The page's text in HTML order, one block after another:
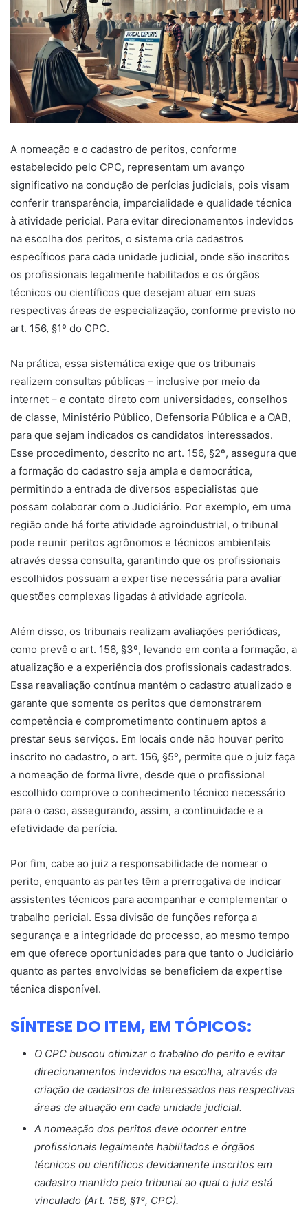
A nomeação e o cadastro de peritos, conforme
estabelecido pelo CPC, representam um avanço
significativo na condução de perícias judiciais, pois visam
conferir transparência, imparcialidade e qualidade técnica
à atividade pericial. Para evitar direcionamentos indevidos
na escolha dos peritos, o sistema cria cadastros
específicos para cada unidade judicial, onde são inscritos
os profissionais legalmente habilitados e os órgãos
técnicos ou científicos que desejam atuar em suas
respectivas áreas de especialização, conforme previsto no
art. 156, §1º do CPC.
Na prática, essa sistemática exige que os tribunais
realizem consultas públicas – inclusive por meio da
internet – e contato direto com universidades, conselhos
de classe, Ministério Público, Defensoria Pública e a OAB,
para que sejam indicados os candidatos interessados.
Esse procedimento, descrito no art. 156, §2º, assegura que
a formação do cadastro seja ampla e democrática,
permitindo a entrada de diversos especialistas que
possam colaborar com o Judiciário. Por exemplo, em uma
região onde há forte atividade agroindustrial, o tribunal
pode reunir peritos agrônomos e técnicos ambientais
através dessa consulta, garantindo que os profissionais
escolhidos possuam a expertise necessária para avaliar
questões complexas ligadas à atividade agrícola.
Além disso, os tribunais realizam avaliações periódicas,
como prevê o art. 156, §3º, levando em conta a formação, a
atualização e a experiência dos profissionais cadastrados.
Essa reavaliação contínua mantém o cadastro atualizado e
garante que somente os peritos que demonstrarem
competência e comprometimento continuem aptos a
prestar seus serviços. Em locais onde não houver perito
inscrito no cadastro, o art. 156, §5º, permite que o juiz faça
a nomeação de forma livre, desde que o profissional
escolhido comprove o conhecimento técnico necessário
para o caso, assegurando, assim, a continuidade e a
efetividade da perícia.
Por fim, cabe ao juiz a responsabilidade de nomear o
perito, enquanto as partes têm a prerrogativa de indicar
assistentes técnicos para acompanhar e complementar o
trabalho pericial. Essa divisão de funções reforça a
segurança e a integridade do processo, ao mesmo tempo
em que oferece oportunidades para que tanto o Judiciário
quanto as partes envolvidas se beneficiem da expertise
técnica disponível.
SÍNTESE DO ITEM, EM TÓPICOS:
O CPC buscou otimizar o trabalho do perito e evitar
direcionamentos indevidos na escolha, através da
criação de cadastros de interessados nas respectivas
áreas de atuação em cada unidade judicial.
A nomeação dos peritos deve ocorrer entre
profissionais legalmente habilitados e órgãos
técnicos ou científicos devidamente inscritos em
cadastro mantido pelo tribunal ao qual o juiz está
vinculado (Art. 156, §1º, CPC).